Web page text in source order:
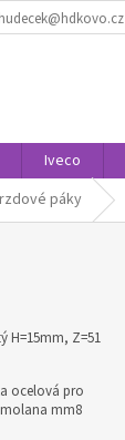
hudecek@hdkovo.cz
Iveco
páky
H=15mm, Z=51
ocelová pro
mm8